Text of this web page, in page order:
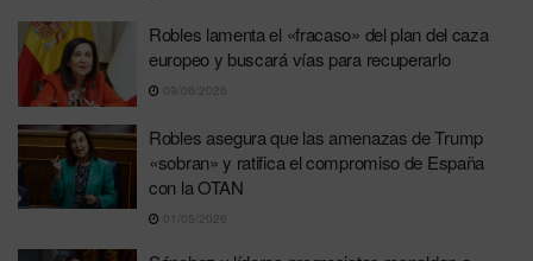
Robles lamenta el «fracaso» del plan del caza
europeo y buscará vías para recuperarlo
09/06/2026
Robles asegura que las amenazas de Trump
«sobran» y ratifica el compromiso de España
con la OTAN
01/05/2026